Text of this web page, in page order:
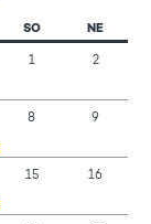
SO NE
1 2
8 9
15 16